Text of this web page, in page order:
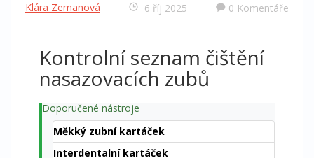
Klára Zemanová 6 říj 2025 0 Komentáře
Kontrolní seznam čištění
nasazovacích zubů
Doporučené nástroje
Měkký zubní kartáček
Interdentalní kartáček